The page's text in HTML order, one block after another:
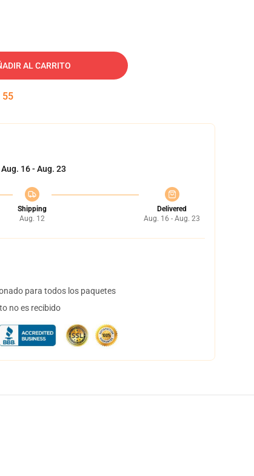
AL CARRITO
54
Aug. 16 - Aug. 23
Shipping
Aug. 12
Delivered
Aug. 16 - Aug. 23
para todos los paquetes
no es recibido